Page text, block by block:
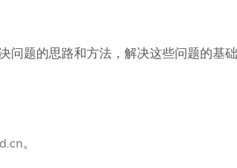
题的思路和方法，解决这些问题的基
。